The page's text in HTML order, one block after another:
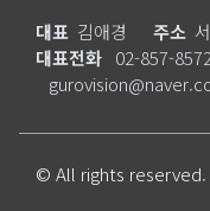
대표 김애경 주소
대표전화 02-857-
© All rights